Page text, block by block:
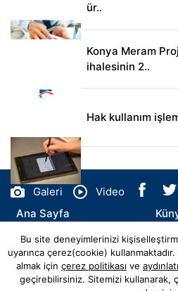
ür..
Konya Meram
ihalesinin 2..
Hak kullanım
Galeri
Video
Ana Sayfa
İletişim
Bu site deneyimlerinizi
uyarınca çerez(cookie)
almak için çerez politikası ve
geçirebilirsiniz. Sitemizi kullanarak,